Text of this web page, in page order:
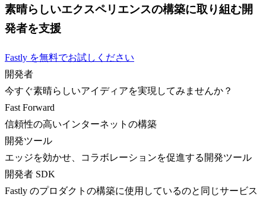
素晴らしいエクスペリエンスの構築に取り組む開
発者を支援
Fastly を無料でお試しください
開発者
今すぐ素晴らしいアイディアを実現してみませんか？
Fast Forward
信頼性の高いインターネットの構築
開発ツール
エッジを効かせ、コラボレーションを促進する開発ツール
開発者 SDK
Fastly のプロダクトの構築に使用しているのと同じサービス